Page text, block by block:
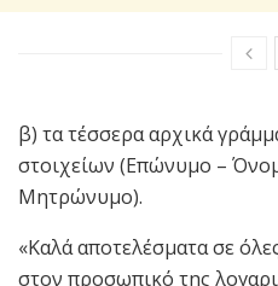
β) τα τέσσερα αρχικά
στοιχείων (Επώνυμο –
Μητρώνυμο).
«Καλά αποτελέσματα σε
στον προσωπικό της